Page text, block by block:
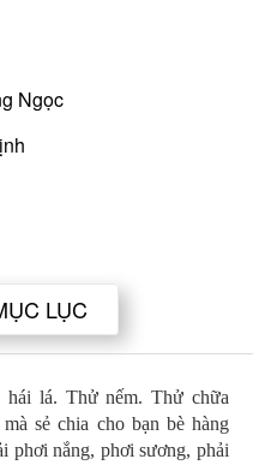
Ngọc
LỤC
lá. Thử nếm. Thử chữa
sẻ chia cho bạn bè hàng
phơi nắng, phơi sương, phải